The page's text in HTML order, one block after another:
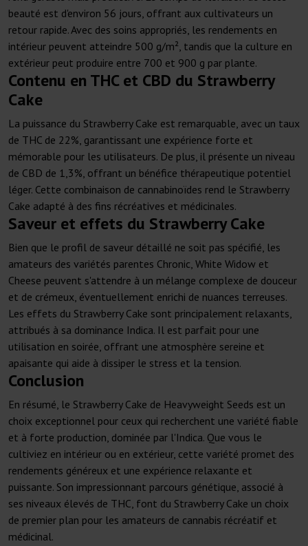
beauté est d'environ 56 jours, offrant aux cultivateurs un
retour rapide. Avec des soins appropriés, les rendements en
intérieur peuvent atteindre 500 g/m², tandis que la culture en
extérieur peut produire entre 700 et 900 g par plante.
Contenu en THC et CBD du Strawberry
Cake
La puissance du Strawberry Cake est remarquable, avec un taux
de THC de 22%, garantissant une expérience forte et
mémorable pour les utilisateurs. De plus, il présente un niveau
de CBD de 1,3%, offrant un bénéfice thérapeutique potentiel
léger. Cette combinaison de cannabinoïdes rend le Strawberry
Cake adapté à des fins récréatives et médicinales.
Saveur et effets du Strawberry Cake
Bien que le profil de saveur détaillé ne soit pas spécifié, les
amateurs des variétés parentes Chronic, White Widow et
Cheese peuvent s'attendre à un mélange complexe de douceur
et de crémeux, éventuellement enrichi de nuances terreuses.
Les effets du Strawberry Cake sont principalement relaxants,
attribués à sa dominance Indica. Il est parfait pour une
utilisation en soirée, offrant une atmosphère sereine et
apaisante qui aide à dissiper le stress et la tension.
Conclusion
En résumé, le Strawberry Cake de Heavyweight Seeds est un
choix exceptionnel pour ceux qui recherchent une variété fiable
et à forte production, dominée par l'Indica. Que vous le
cultiviez en intérieur ou en extérieur, cette variété promet des
rendements généreux et une expérience relaxante et
puissante. Son impressionnant parcours génétique, associé à
ses niveaux élevés de THC, font du Strawberry Cake un choix
de premier plan pour les amateurs de cannabis récréatif et
médicinal.